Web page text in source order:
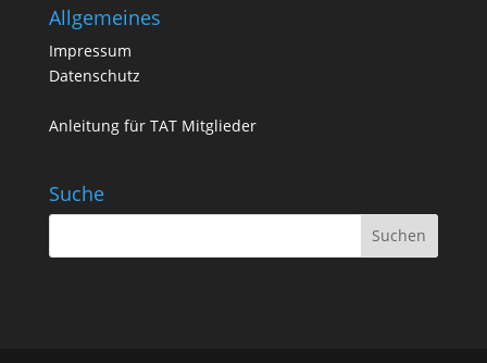
Allgemeines
Impressum
Datenschutz
Anleitung für TAT Mitglieder
Suche